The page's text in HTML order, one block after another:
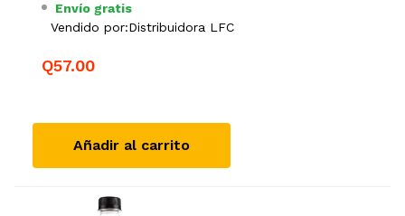
Envío gratis
Vendido por:Distribuidora LFC
Q57.00
Añadir al carrito